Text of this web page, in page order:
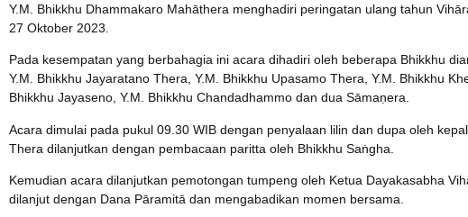
Y.M. Bhikkhu Dhammakaro Mahāthera menghadiri peringatan ulang tahun
27 Oktober 2023.
Pada kesempatan yang berbahagia ini acara dihadiri oleh beberapa Bhikkhu
Y.M. Bhikkhu Jayaratano Thera, Y.M. Bhikkhu Upasamo Thera, Y.M. Bhikkhu
Bhikkhu Jayaseno, Y.M. Bhikkhu Chandadhammo dan dua Sāmaṇera.
Acara dimulai pada pukul 09.30 WIB dengan penyalaan lilin dan dupa oleh
Thera dilanjutkan dengan pembacaan paritta oleh Bhikkhu Saṅgha.
Kemudian acara dilanjutkan pemotongan tumpeng oleh Ketua Dayakasabha
dilanjut dengan Dana Pāramitā dan mengabadikan momen bersama.